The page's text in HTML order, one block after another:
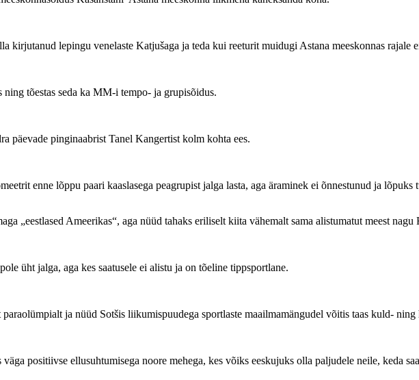
kirjutanud lepingu venelaste Katjušaga ja teda kui reeturit muidugi Astana meeskonnas rajale
tõestas seda ka MM-i tempo- ja grupisõidus.
päevade pinginaabrist Tanel Kangertist kolm kohta ees.
enne lõppu paari kaaslasega peagrupist jalga lasta, aga äraminek ei õnnestunud ja
„eestlased Ameerikas“, aga nüüd tahaks eriliselt kiita vähemalt sama alistumatut meest nagu
üht jalga, aga kes saatusele ei alistu ja on tõeline tippsportlane.
ja nüüd Sotšis liikumispuudega sportlaste maailmamängudel võitis taas kuld- ning
väga positiivse ellusuhtumisega noore mehega, kes võiks eeskujuks olla paljudele neile, keda